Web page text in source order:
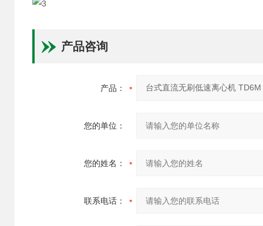
产品咨询
产品：
您的单位：
您的姓名：
联系电话：